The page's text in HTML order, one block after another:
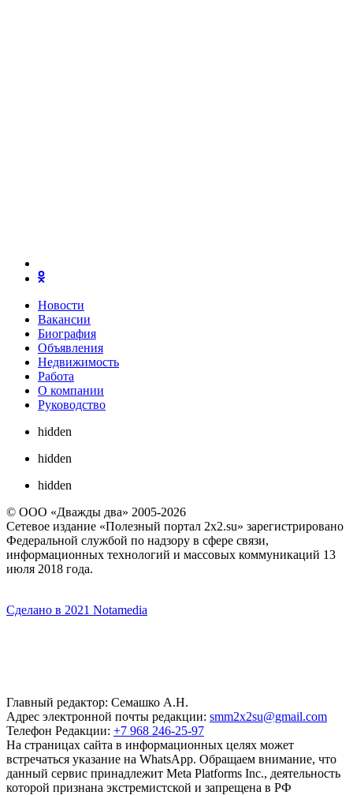
Новости
Вакансии
Биография
Объявления
Недвижимость
Работа
О компании
Руководство
hidden
hidden
hidden
© ООО «Дважды два» 2005-2026
Сетевое издание «Полезный портал 2x2.su» зарегистрировано
Федеральной службой по надзору в сфере связи,
информационных технологий и массовых коммуникаций 13
июля 2018 года.
Сделано в 2021 Notamedia
Главный редактор: Семашко А.Н.
Адрес электронной почты редакции: smm2x2su@gmail.com
Телефон Редакции: +7 968 246-25-97
На страницах сайта в информационных целях может
встречаться указание на WhatsApp. Обращаем внимание, что
данный сервис принадлежит Meta Platforms Inc., деятельность
которой признана экстремистской и запрещена в РФ